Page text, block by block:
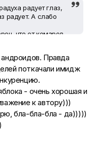
радует глаз,
радует. А слабо
что от комаров,
греет вас костер и
Правда
поткачали имидж
- очень хорошая и
к автору)))
бла-бла-бла - да)))))